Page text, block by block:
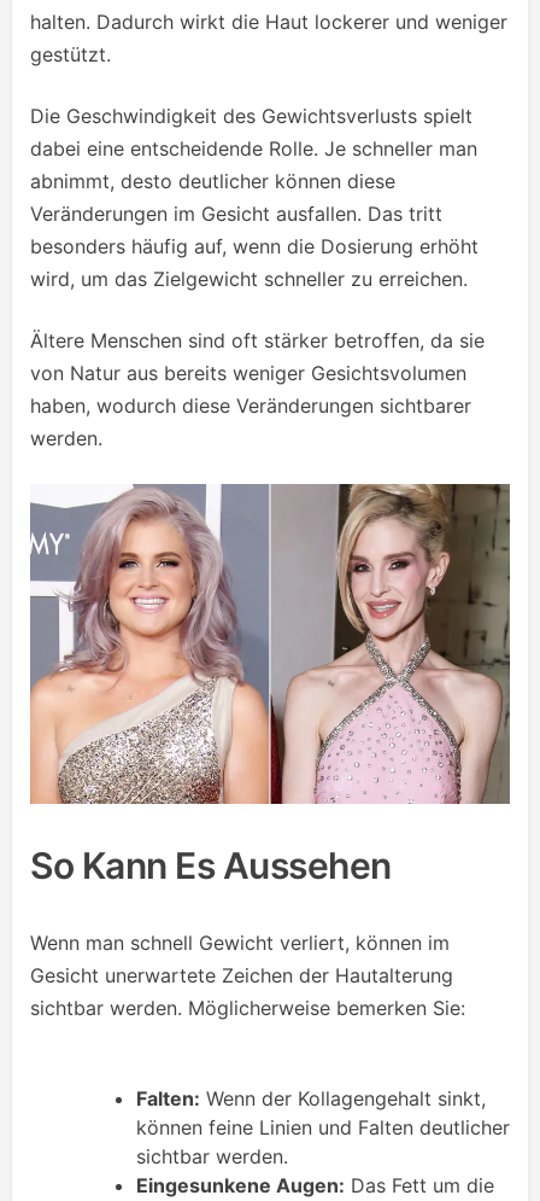
halten. Dadurch wirkt die Haut lockerer und weniger
gestützt.
Die Geschwindigkeit des Gewichtsverlusts spielt
dabei eine entscheidende Rolle. Je schneller man
abnimmt, desto deutlicher können diese
Veränderungen im Gesicht ausfallen. Das tritt
besonders häufig auf, wenn die Dosierung erhöht
wird, um das Zielgewicht schneller zu erreichen.
Ältere Menschen sind oft stärker betroffen, da sie
von Natur aus bereits weniger Gesichtsvolumen
haben, wodurch diese Veränderungen sichtbarer
werden.
So Kann Es Aussehen
Wenn man schnell Gewicht verliert, können im
Gesicht unerwartete Zeichen der Hautalterung
sichtbar werden. Möglicherweise bemerken Sie:
Falten: Wenn der Kollagengehalt sinkt,
können feine Linien und Falten deutlicher
sichtbar werden.
Eingesunkene Augen: Das Fett um die